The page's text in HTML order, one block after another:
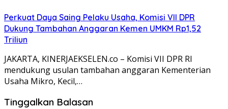
Perkuat Daya Saing Pelaku Usaha, Komisi VII DPR
Dukung Tambahan Anggaran Kemen UMKM Rp1,52
Triliun
JAKARTA, KINERJAEKSELEN.co – Komisi VII DPR RI
mendukung usulan tambahan anggaran Kementerian
Usaha Mikro, Kecil,…
Tinggalkan Balasan